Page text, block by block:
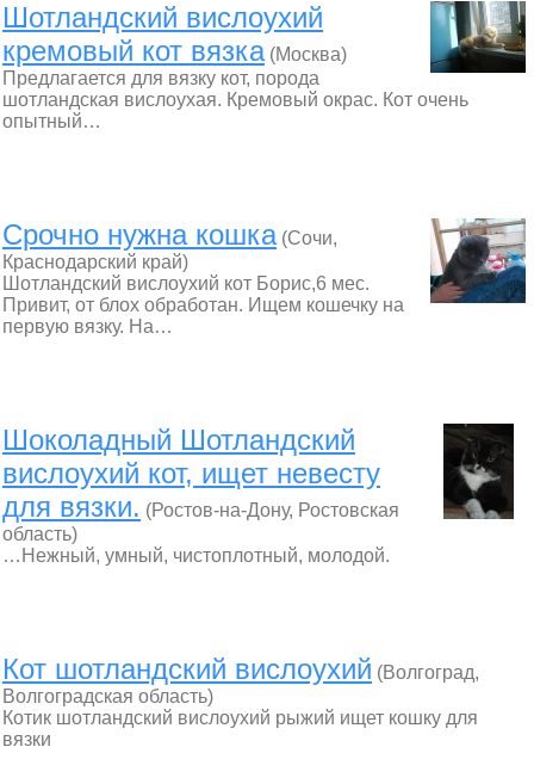
Шотландский вислоухий
кремовый кот вязка(Москва)
Предлагается для вязку кот, порода
шотландская вислоухая. Кремовый окрас. Кот очень
опытный…
Срочно нужна кошка(Сочи,
Краснодарский край)
Шотландский вислоухий кот Борис,6 мес.
Привит, от блох обработан. Ищем кошечку на
первую вязку. На…
Шоколадный Шотландский
вислоухий кот, ищет невесту
для вязки. (Ростов-на-Дону, Ростовская
область)
…Нежный, умный, чистоплотный, молодой.
Кот шотландский вислоухий (Волгоград,
Волгоградская область)
Котик шотландский вислоухий рыжий ищет кошку для
вязки